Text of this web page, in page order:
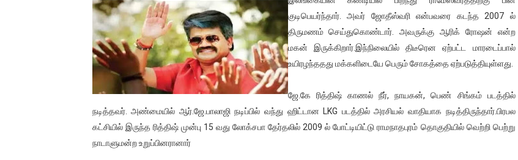
01/11/2021 Scotland ல் நடைபெறும் கண்டனப் போராட்டத்திற்கு கலந்துகொள்ளுமாறு
பாலச்சந்திரன் மற்றும் தன்னிடம் படித்த மாணவர்கள் தொடர்பில் நாடாளுமன்றத்தில் பகிரங்க
பிரிட்டனால் கடத்தப்படும் நிலையில் இலங்கைத் தமிழ் குடும்பம்!! நடந்தது என்ன
வர்ராரு...வர்ராரு... அண்ணாத்த : ரஜினிக்காக இலங்கை பாடலாசிரியர் வெளியிட்ட...
கைது செய்யப்பட்ட இளைஞன் உயிரிழப்பு - கொதித்தெழுந்த பிரதேசவாசிகள்!
குடிபெயர்ந்தார். அவர் ஜோதீஸ்வரி என்பவரை கடந்த 2007 ல்
திருமணம் செய்துகொண்டார். அவருக்கு ஆரிக் ரோஷன் என்ற
மகன் இருக்கிறார்.இந்நிலையில் திடீரென ஏற்பட்ட மாரடைப்பால்
உயிரழந்ததது மக்களிடையே பெரும் சோகத்தை ஏற்படுத்தியுள்ளது.
ஜே.கே ரித்திஷ் காணல் நீர், நாயகன், பெண் சிங்கம் படத்தில்
நடித்தவர். அண்மையில் ஆர்.ஜே.பாலாஜி நடிப்பில் வந்து ஹிட்டான LKG படத்தில் அரசியல் வாதியாக நடித்திருந்தார்.பிரபல
கட்சியில் இருந்த ரித்திஷ் முன்பு 15 வது லோக்சபா தேர்தலில் 2009 ல் போட்டியிட்டு ராமநாதபுரம் தொகுதியில் வெற்றி பெற்று
நாடாளுமன்ற உறுப்பினரானார்